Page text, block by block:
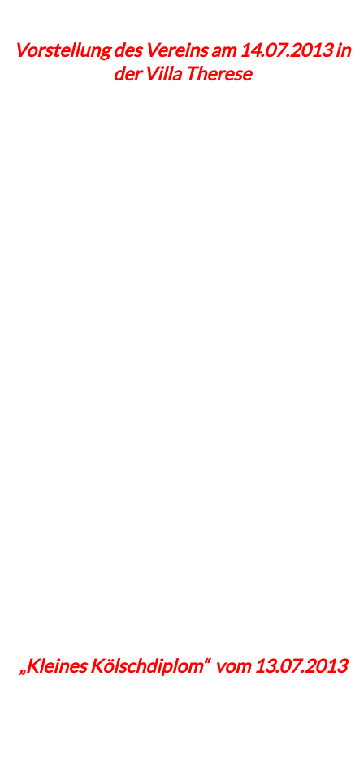
Vorstellung des Vereins am 14.07.2013 in
der Villa Therese
„Kleines Kölschdiplom“ vom 13.07.2013